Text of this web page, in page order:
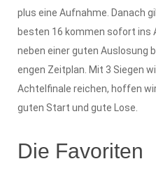
plus eine Aufnahme. Danach
besten 16 kommen sofort ins
neben einer guten Auslosung
engen Zeitplan. Mit 3 Siegen
Achtelfinale reichen, hoffen
guten Start und gute Lose.
Die Favoriten